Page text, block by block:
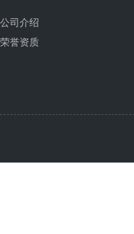
公司介绍
荣誉资质